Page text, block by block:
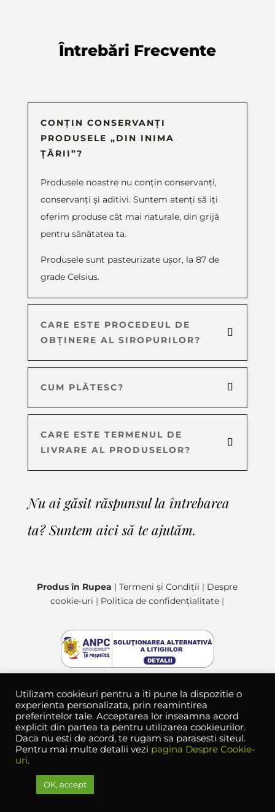
Întrebări Frecvente
CONȚIN CONSERVANȚI
PRODUSELE „DIN INIMA
ȚĂRII”?
Produsele noastre nu conțin conservanți,
conservanți și aditivi. Suntem atenți să iți
oferim produse cât mai naturale, din grijă
pentru sănătatea ta.
Produsele sunt pasteurizate ușor, la 87 de
grade Celsius.
CARE ESTE PROCEDEUL DE
OBȚINERE AL SIROPURILOR?
CUM PLĂTESC?
CARE ESTE TERMENUL DE
LIVRARE AL PRODUSELOR?
Nu ai găsit răspunsul la întrebarea
ta? Suntem aici să te ajutăm.
Produs în Rupea | Termeni și Condiții | Despre
cookie-uri | Politica de confidențialitate |
Utilizam cookieuri pentru a iti pune la dispozitie o
experienta personalizata, prin reamintirea
preferintelor tale. Acceptarea lor inseamna acord
explicit din partea ta pentru utilizarea cookieurilor.
Daca nu esti de acord, te rugam sa parasesti siteul.
Pentru mai multe detalii vezi pagina Despre Cookie-
uri.
OK, accept